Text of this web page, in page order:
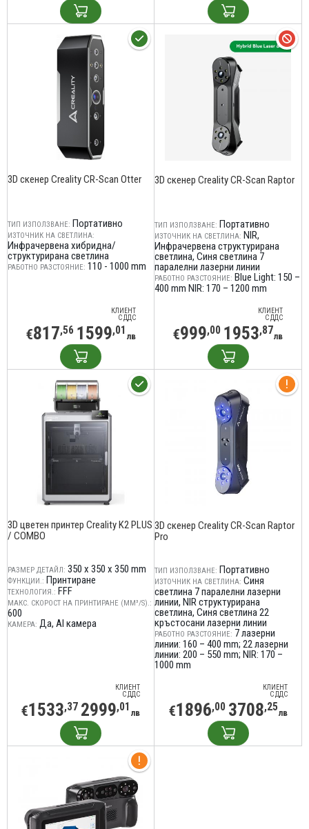
3D скенер Creality CR-Scan Otter
ТИП ИЗПОЛЗВАНЕ: Портативно
ИЗТОЧНИК НА СВЕТЛИНА:
Инфрачервена хибридна/
структурирана светлина
РАБОТНО РАЗСТОЯНИЕ: 110 - 1000 mm
КЛИЕНТ
С ДДС
€817,56 1599,01 лв
3D скенер Creality CR-Scan Raptor
ТИП ИЗПОЛЗВАНЕ: Портативно
ИЗТОЧНИК НА СВЕТЛИНА: NIR
Инфрачервена структурирана
светлина Синя светлина 7
паралелни лазерни линии
РАБОТНО РАЗСТОЯНИЕ: Blue Light: 150 –
400 mm NIR: 170 – 1200 mm
КЛИЕНТ
С ДДС
€999,00 1953,87лв
3D цветен принтер Creality K2 PLUS
/ COMBO
РАЗМЕР ДЕТАЙЛ: 350 x 350 x 350 mm
ФУНКЦИИ.: Принтиране
ТЕХНОЛОГИЯ.: FFF
МАКС. СКОРОСТ НА ПРИНТИРАНЕ (MM³/S).:
600
КАМЕРА: Да, AI камера
КЛИЕНТ
С ДДС
€1533,37 2999,01 лв
3D скенер Creality CR-Scan Raptor
Pro
ТИП ИЗПОЛЗВАНЕ: Портативно
ИЗТОЧНИК НА СВЕТЛИНА: Синя
светлина 7 паралелни лазерни
линии NIR структурирана
светлина Синя светлина 22
кръстосани лазерни линии
РАБОТНО РАЗСТОЯНИЕ: 7 лазерни
линии: 160 – 400 mm; 22 лазерни
линии: 200 – 550 mm; NIR: 170 –
1000 mm
КЛИЕНТ
С ДДС
€1896,00 3708,25лв